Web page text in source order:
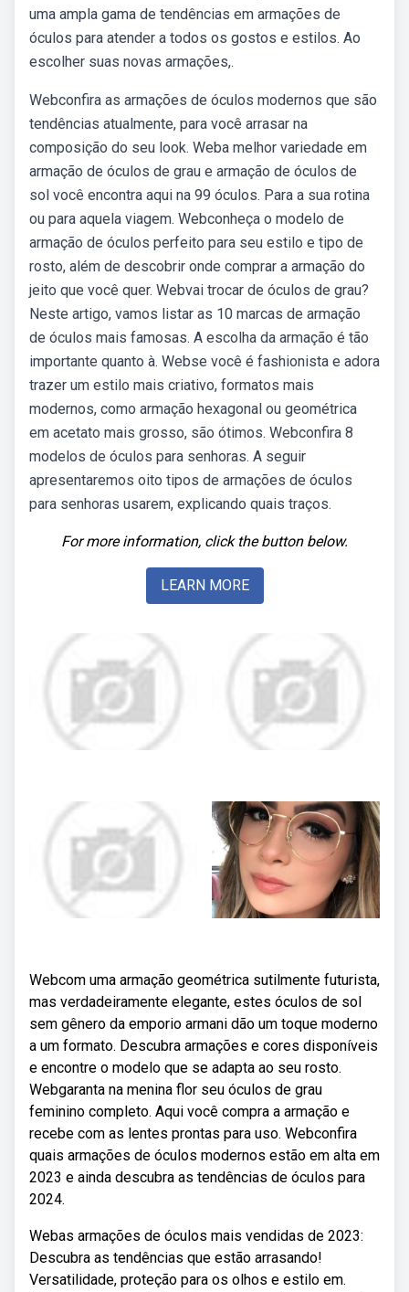
uma ampla gama de tendências em armações de
óculos para atender a todos os gostos e estilos. Ao
escolher suas novas armações,.
Webconfira as armações de óculos modernos que são
tendências atualmente, para você arrasar na
composição do seu look. Weba melhor variedade em
armação de óculos de grau e armação de óculos de
sol você encontra aqui na 99 óculos. Para a sua rotina
ou para aquela viagem. Webconheça o modelo de
armação de óculos perfeito para seu estilo e tipo de
rosto, além de descobrir onde comprar a armação do
jeito que você quer. Webvai trocar de óculos de grau?
Neste artigo, vamos listar as 10 marcas de armação
de óculos mais famosas. A escolha da armação é tão
importante quanto à. Webse você é fashionista e adora
trazer um estilo mais criativo, formatos mais
modernos, como armação hexagonal ou geométrica
em acetato mais grosso, são ótimos. Webconfira 8
modelos de óculos para senhoras. A seguir
apresentaremos oito tipos de armações de óculos
para senhoras usarem, explicando quais traços.
For more information, click the button below.
LEARN MORE
Webcom uma armação geométrica sutilmente futurista,
mas verdadeiramente elegante, estes óculos de sol
sem gênero da emporio armani dão um toque moderno
a um formato. Descubra armações e cores disponíveis
e encontre o modelo que se adapta ao seu rosto.
Webgaranta na menina flor seu óculos de grau
feminino completo. Aqui você compra a armação e
recebe com as lentes prontas para uso. Webconfira
quais armações de óculos modernos estão em alta em
2023 e ainda descubra as tendências de óculos para
2024.
Webas armações de óculos mais vendidas de 2023:
Descubra as tendências que estão arrasando!
Versatilidade, proteção para os olhos e estilo em.